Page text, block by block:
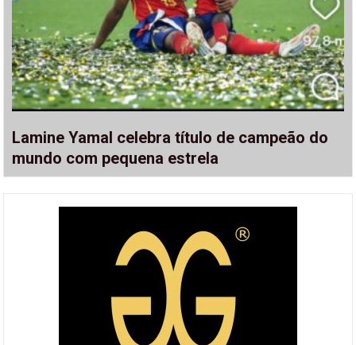
Lamine Yamal celebra título de campeão do
mundo com pequena estrela